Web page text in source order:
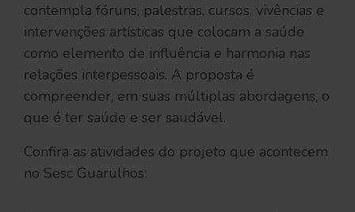
contempla fóruns, palestras, cursos, vivências e
intervenções artísticas que colocam a saúde
como elemento de influência e harmonia nas
relações interpessoais. A proposta é
compreender, em suas múltiplas abordagens, o
que é ter saúde e ser saudável.
Confira as atividades do projeto que acontecem
no Sesc Guarulhos: